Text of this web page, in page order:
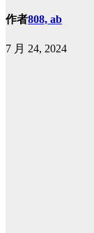
作者808, ab
7 月 24, 2024